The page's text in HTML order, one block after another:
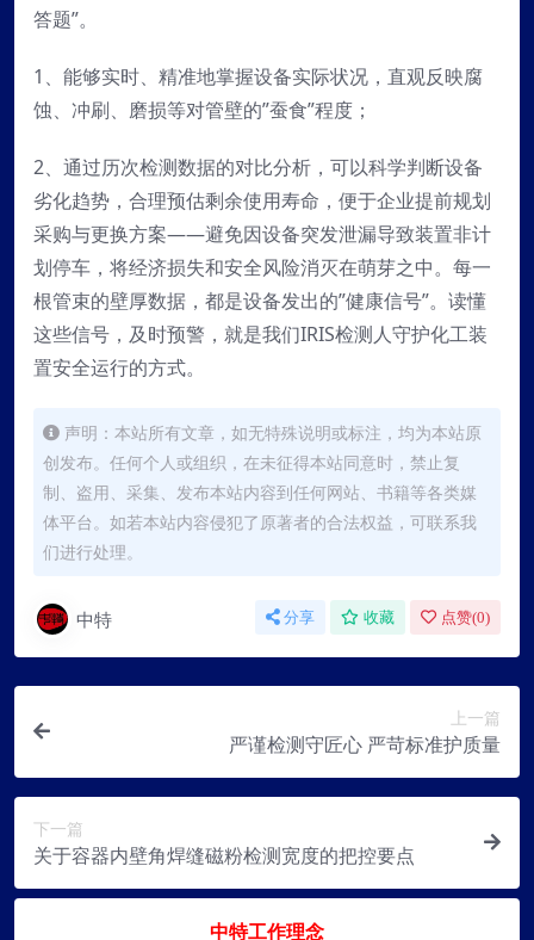
答题”。
1、能够实时、精准地掌握设备实际状况，直观反映腐
蚀、冲刷、磨损等对管壁的”蚕食”程度；
2、通过历次检测数据的对比分析，可以科学判断设备
劣化趋势，合理预估剩余使用寿命，便于企业提前规划
采购与更换方案——避免因设备突发泄漏导致装置非计
划停车，将经济损失和安全风险消灭在萌芽之中。每一
根管束的壁厚数据，都是设备发出的”健康信号”。读懂
这些信号，及时预警，就是我们IRIS检测人守护化工装
置安全运行的方式。
声明：本站所有文章，如无特殊说明或标注，均为本站原
创发布。任何个人或组织，在未征得本站同意时，禁止复
制、盗用、采集、发布本站内容到任何网站、书籍等各类媒
体平台。如若本站内容侵犯了原著者的合法权益，可联系我
们进行处理。
中特 分享 收藏 点赞(0)
上一篇
严谨检测守匠心 严苛标准护质量
下一篇
关于容器内壁角焊缝磁粉检测宽度的把控要点
中特工作理念